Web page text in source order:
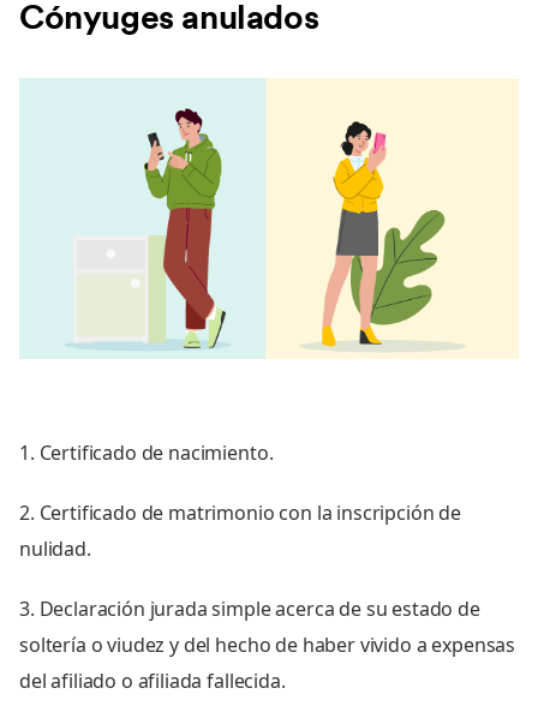
Cónyuges anulados
1. Certificado de nacimiento.
2. Certificado de matrimonio con la inscripción de
nulidad.
3. Declaración jurada simple acerca de su estado de
soltería o viudez y del hecho de haber vivido a expensas
del afiliado o afiliada fallecida.